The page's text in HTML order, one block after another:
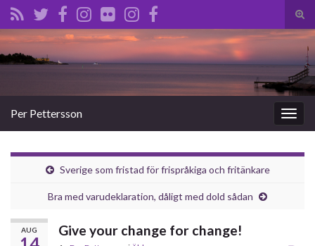
Slå
på/
Search for:
Slå
på/av
Per Pettersson
Sverige som fristad för frispråkiga och fritänkare
Bra med varudeklaration, dåligt med dold sådan
AUG Give your change for change!